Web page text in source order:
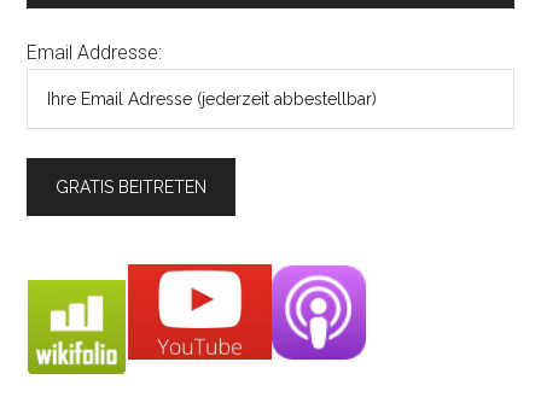
Email Addresse: